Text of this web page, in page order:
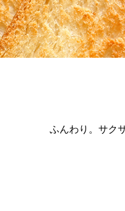
ふんわり。サク